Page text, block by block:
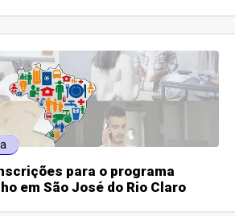
para o programa
em São José do Rio Claro